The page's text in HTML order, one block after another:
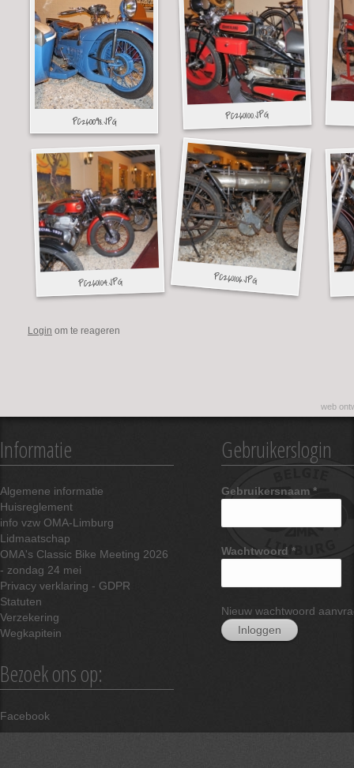
Login om te reageren
web
Informatie
Algemene informatie
Huisreglement
info vzw OMA-Limburg
Lidmaatschap
OMA's Classic Bike Meeting 2026
- zondag 24 mei
Privacy verklaring - GDPR
Statuten
Verzekering
Wegkapitein
Bezoek ons op:
Facebook
Gebruikerslogin
Gebruikersnaam *
Wachtwoord *
Nieuw wachtwoord